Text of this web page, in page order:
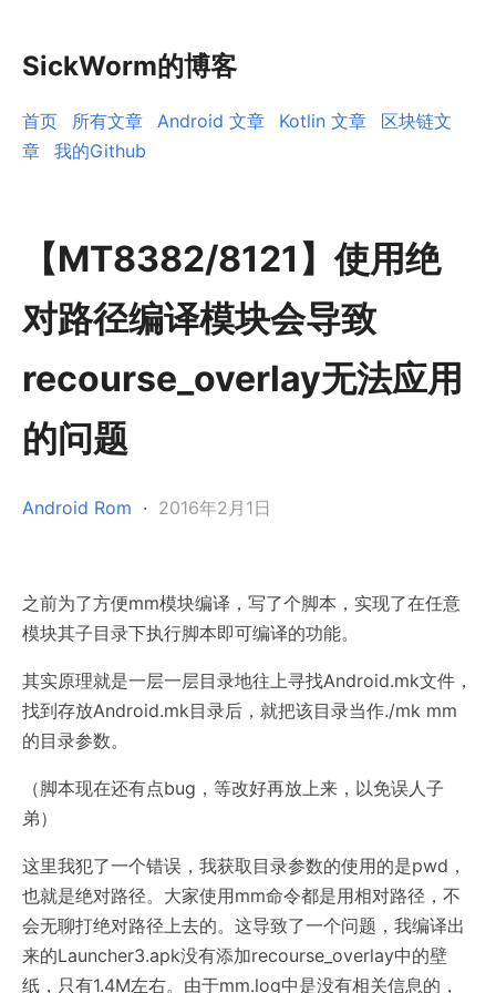
SickWorm的博客
首页 所有文章 Android 文章 Kotlin 文章
区块链文
章
我的Github
【MT8382/8121】使用绝
对路径编译模块会导致
recourse_overlay无法应用
的问题
Android Rom · 2016年2月1日
之前为了方便mm模块编译，写了个脚本，实现了在任意
模块其子目录下执行脚本即可编译的功能。
其实原理就是一层一层目录地往上寻找Android.mk文件，
找到存放Android.mk目录后，就把该目录当作./mk mm
的目录参数。
（脚本现在还有点bug，等改好再放上来，以免误人子
弟）
这里我犯了一个错误，我获取目录参数的使用的是pwd，
也就是绝对路径。大家使用mm命令都是用相对路径，不
会无聊打绝对路径上去的。这导致了一个问题，我编译出
来的Launcher3.apk没有添加recourse_overlay中的壁
纸，只有1.4M左右。由于mm.log中是没有相关信息的，